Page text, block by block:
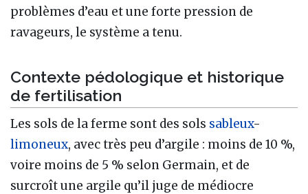
problèmes d’eau et une forte pression de
ravageurs, le système a tenu.
Contexte pédologique et historique
de fertilisation
Les sols de la ferme sont des sols sableux-
limoneux, avec très peu d’argile : moins de 10 %,
voire moins de 5 % selon Germain, et de
surcroît une argile qu’il juge de médiocre